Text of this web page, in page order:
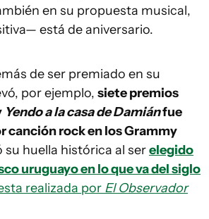
en su propuesta musical,
está de aniversario.
de ser premiado en su
por ejemplo, siete premios
Yendo a la casa de Damiánfue
canción rock en los Grammy
huella histórica al serelegido
uruguayo en lo que va del siglo
realizada por El Observador